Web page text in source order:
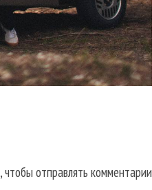
, чтобы отправлять комментарии